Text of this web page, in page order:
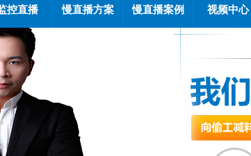
控直播 慢直播方案 慢直播案例 视频中心